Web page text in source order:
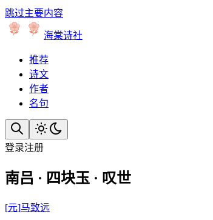
跳过主要内容
海棠诗社
推荐
诗文
作者
名句
登录注册
南吕 · 四块玉 · 叹世
[元]马致远